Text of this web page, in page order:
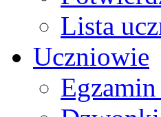
Lista
Uczniowie